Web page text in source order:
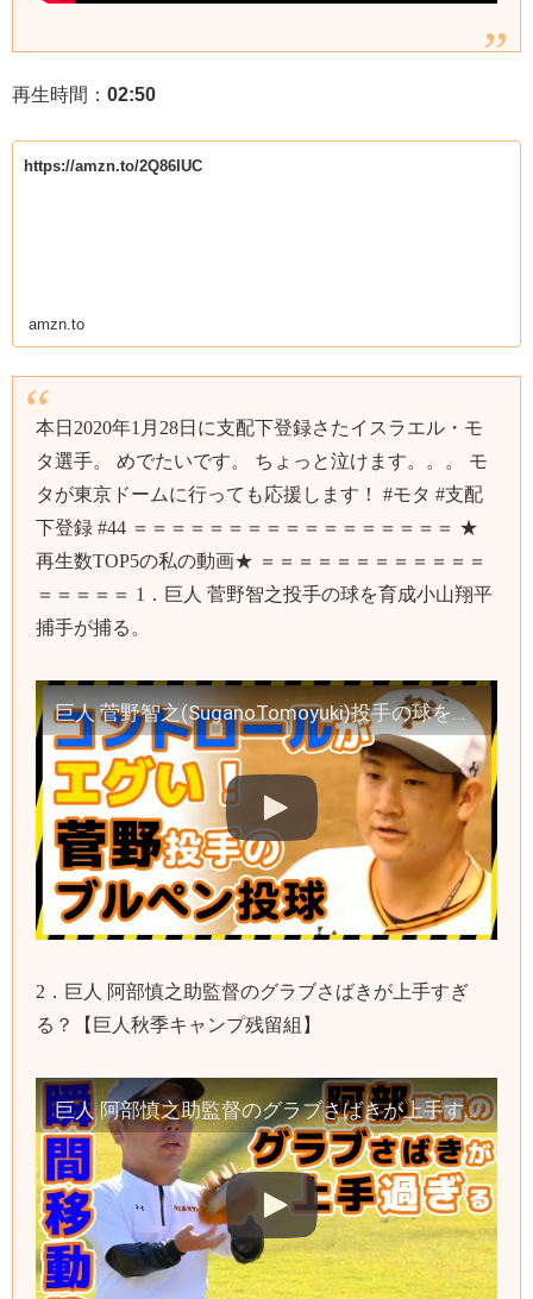
再生時間： 02:50
https://amzn.to/2Q86IUC
amzn.to
本日2020年1月28日に支配下登録さたイスラエル・モ
タ選手。 めでたいです。 ちょっと泣けます。。。 モ
タが東京ドームに行っても応援します！ #モタ #支配
下登録 #44 ＝＝＝＝＝＝＝＝＝＝＝＝＝＝＝＝＝ ★
再生数TOP5の私の動画★ ＝＝＝＝＝＝＝＝＝＝＝＝
＝＝＝＝＝ 1．巨人 菅野智之投手の球を育成小山翔平
捕手が捕る。
巨人 菅野智之(SuganoTomoyuki)投手の球を育成小山翔平捕手が捕る。巨人二軍ジャイアンツ球場の練習見学。北村拓己・増田陸も見学。読売ジャイアンツ
2．巨人 阿部慎之助監督のグラブさばきが上手すぎ
る？【巨人秋季キャンプ残留組】
巨人 阿部慎之助監督のグラブさばきが上手すぎる？【巨人秋季キャンプ残留組】読売ジャイアンツ ジャイアンツ球場 yomiuri giants